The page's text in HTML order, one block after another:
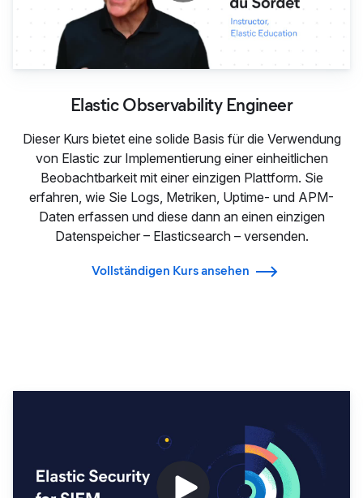
Elastic Observability Engineer
Dieser Kurs bietet eine solide Basis für die Verwendung
von Elastic zur Implementierung einer einheitlichen
Beobachtbarkeit mit einer einzigen Plattform. Sie
erfahren, wie Sie Logs, Metriken, Uptime- und APM-
Daten erfassen und diese dann an einen einzigen
Datenspeicher – Elasticsearch – versenden.
Vollständigen Kurs ansehen